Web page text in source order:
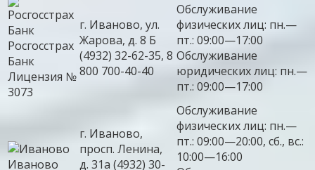
Росгосстрах
Банк
Лицензия №
3073
г. Иваново, ул.
Жарова, д. 8 Б
(4932) 32-62-35, 8
800 700-40-40
Обслуживание
физических лиц: пн.—
пт.: 09:00—17:00
Обслуживание
юридических лиц: пн.—
пт.: 09:00—17:00
Иваново
г. Иваново,
просп. Ленина,
д. 31а (4932) 30-
Обслуживание
физических лиц: пн.—
пт.: 09:00—20:00, сб., вс.:
10:00—16:00